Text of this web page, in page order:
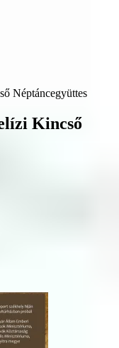
Néptáncegyüttes
Kincső